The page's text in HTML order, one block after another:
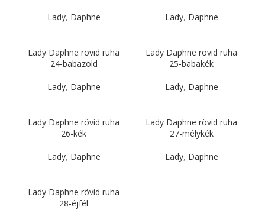
Lady, Daphne Lady, Daphne
Lady Daphne rövid ruha
24-babazöld
Lady, Daphne
Lady Daphne rövid ruha
25-babakék
Lady, Daphne
Lady Daphne rövid ruha
26-kék
Lady, Daphne
Lady Daphne rövid ruha
27-mélykék
Lady, Daphne
Lady Daphne rövid ruha
28-éjfél